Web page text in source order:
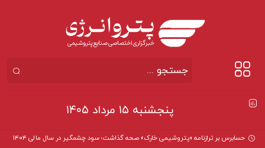
پنجشنبه ۱۵ مرداد ۱۴۰۵